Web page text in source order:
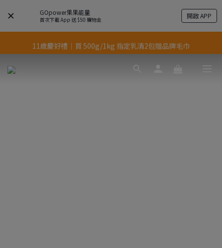
GOpower果果能量
首次下載 App 送 $50 購物金 開啟 APP
果果11歲慶｜App 下單享 5% 購物金回饋
結帳輸入優惠代碼【gopower】享全單95折優惠！
11歲慶好禮｜買 500g/1kg 指定乳清2包贈品牌毛巾
果果11歲慶｜App 下單享 5% 購物金回饋